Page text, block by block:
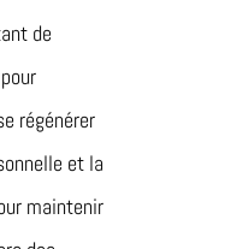
de
régénérer
et la
maintenir